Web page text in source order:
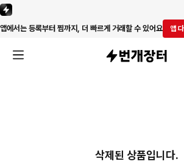
앱에서는 등록부터 찜까지, 더 빠르게 거래할 수 있어요 앱
삭제된 상품입니다.